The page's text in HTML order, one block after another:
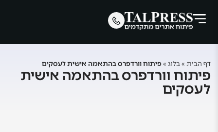
דף הבית » בלוג »פיתוח וורדפרס בהתאמה אישית לעסקים
פיתוח וורדפרס בהתאמה אישית
לעסקים